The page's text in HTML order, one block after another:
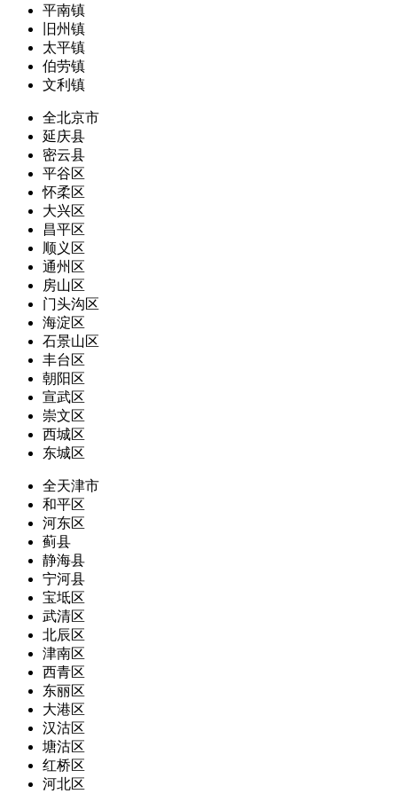
平南镇
旧州镇
太平镇
伯劳镇
文利镇
全北京市
延庆县
密云县
平谷区
怀柔区
大兴区
昌平区
顺义区
通州区
房山区
门头沟区
海淀区
石景山区
丰台区
朝阳区
宣武区
崇文区
西城区
东城区
全天津市
和平区
河东区
蓟县
静海县
宁河县
宝坻区
武清区
北辰区
津南区
西青区
东丽区
大港区
汉沽区
塘沽区
红桥区
河北区